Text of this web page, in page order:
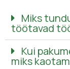
Miks
töötavad
Kui
miks